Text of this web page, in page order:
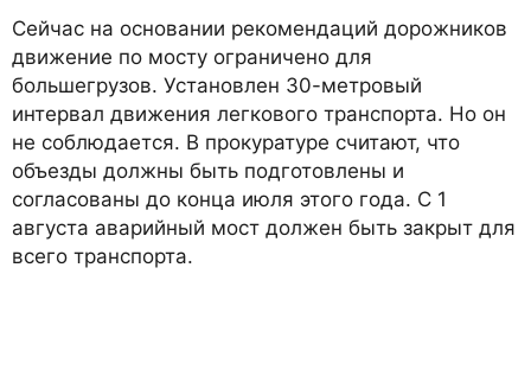
Сейчас на основании рекомендаций дорожников
движение по мосту ограничено для
большегрузов. Установлен 30-метровый
интервал движения легкового транспорта. Но он
не соблюдается. В прокуратуре считают, что
объезды должны быть подготовлены и
согласованы до конца июля этого года. С 1
августа аварийный мост должен быть закрыт для
всего транспорта.